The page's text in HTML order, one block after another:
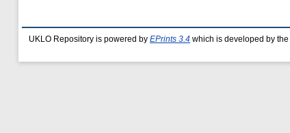
UKLO Repository is powered by EPrints 3.4 which is developed by the